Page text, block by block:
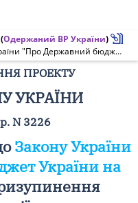
(Одержаний ВР України)
Про внесення зміни до Закону України "Про Державний бюджет України на 2015 рік" (щодо призупинення нарахування індексації на орендну плату для орендарів)